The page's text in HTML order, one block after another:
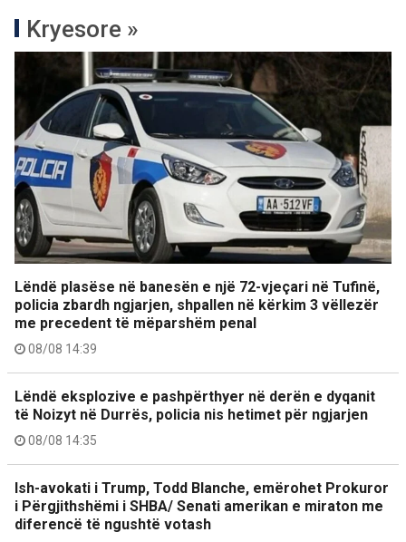
Kryesore »
Lëndë plasëse në banesën e një 72-vjeçari në Tufinë,
policia zbardh ngjarjen, shpallen në kërkim 3 vëllezër
me precedent të mëparshëm penal
08/08 14:39
Lëndë eksplozive e pashpërthyer në derën e dyqanit
të Noizyt në Durrës, policia nis hetimet për ngjarjen
08/08 14:35
Ish-avokati i Trump, Todd Blanche, emërohet Prokuror
i Përgjithshëmi i SHBA/ Senati amerikan e miraton me
diferencë të ngushtë votash